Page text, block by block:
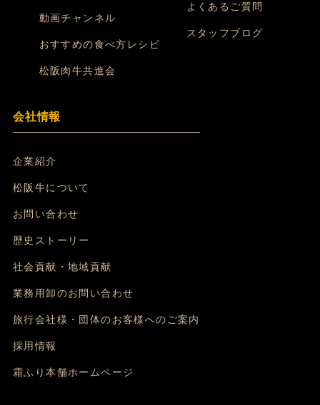
動画チャンネル
おすすめの食べ方レシピ
松阪肉牛共進会
よくあるご質問
スタッフブログ
会社情報
企業紹介
松阪牛について
お問い合わせ
歴史ストーリー
社会貢献・地域貢献
業務用卸のお問い合わせ
旅行会社様・団体のお客様へのご案内
採用情報
霜ふり本舗ホームページ